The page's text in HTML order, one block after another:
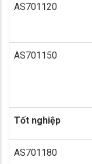
AS701120
AS701150
Tốt nghiệp
AS701180